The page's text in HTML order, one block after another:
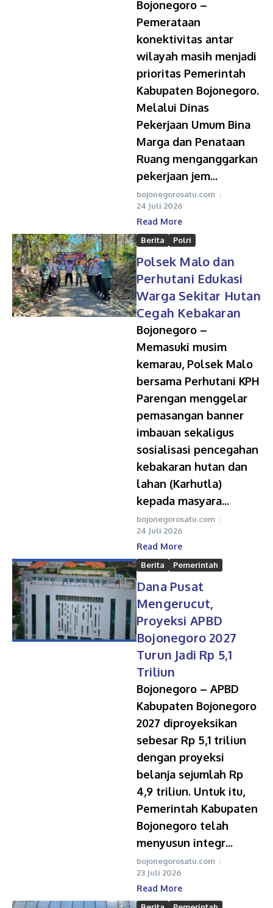
Bojonegoro –
Pemerataan
konektivitas antar
wilayah masih menjadi
prioritas Pemerintah
Kabupaten Bojonegoro.
Melalui Dinas
Pekerjaan Umum Bina
Marga dan Penataan
Ruang menganggarkan
pekerjaan jem...
bojonegorosatu.com
24 Juli 2026
Read More
Berita Polri
Polsek Malo dan
Perhutani Edukasi
Warga Sekitar Hutan
Cegah Kebakaran
Bojonegoro –
Memasuki musim
kemarau, Polsek Malo
bersama Perhutani KPH
Parengan menggelar
pemasangan banner
imbauan sekaligus
sosialisasi pencegahan
kebakaran hutan dan
lahan (Karhutla)
kepada masyara...
bojonegorosatu.com
24 Juli 2026
Read More
Berita Pemerintah
Dana Pusat
Mengerucut,
Proyeksi APBD
Bojonegoro 2027
Turun Jadi Rp 5,1
Triliun
Bojonegoro – APBD
Kabupaten Bojonegoro
2027 diproyeksikan
sebesar Rp 5,1 triliun
dengan proyeksi
belanja sejumlah Rp
4,9 triliun. Untuk itu,
Pemerintah Kabupaten
Bojonegoro telah
menyusun integr...
bojonegorosatu.com
23 Juli 2026
Read More